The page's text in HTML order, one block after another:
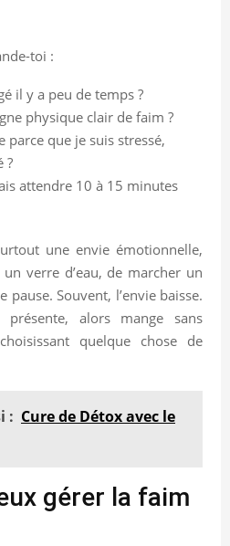
toi :
il y a peu de temps ?
physique clair de faim ?
parce que je suis stressé,
?
attendre 10 à 15 minutes
une envie émotionnelle,
verre d’eau, de marcher un
Souvent, l’envie baisse.
alors mange sans
quelque chose de
: Cure de Détox avec le
gérer la faim